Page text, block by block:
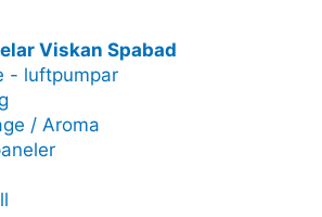
Viskan Spabad
- luftpumpar
/ Aroma